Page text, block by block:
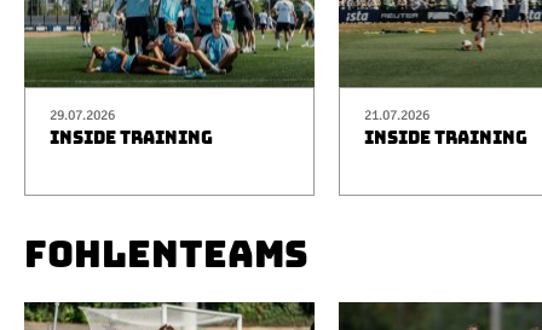
29.07.2026
INSIDE TRAINING
21.07.2026
INSIDE TRAINING
FOHLENTEAMS